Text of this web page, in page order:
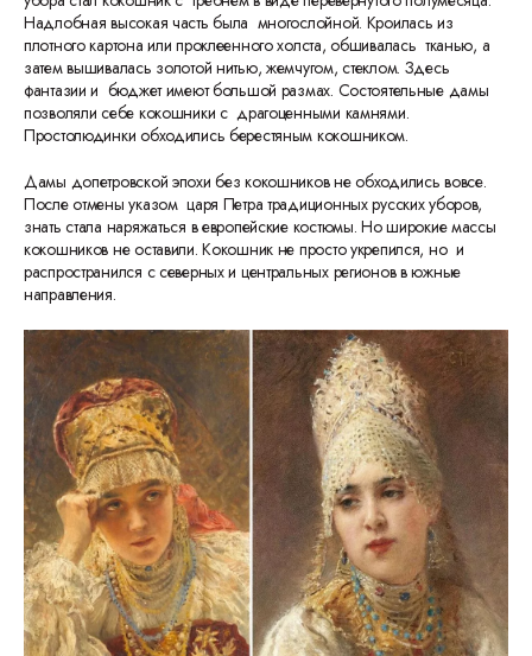
Надлобная высокая часть была многослойной. Кроилась из
плотного картона или проклеенного холста, обшивалась тканью, а
затем вышивалась золотой нитью, жемчугом, стеклом. Здесь
фантазии и бюджет имеют большой размах. Состоятельные дамы
позволяли себе кокошники с драгоценными камнями.
Простолюдинки обходились берестяным кокошником.
Дамы допетровской эпохи без кокошников не обходились вовсе.
После отмены указом царя Петра традиционных русских уборов,
знать стала наряжаться в европейские костюмы. Но широкие массы
кокошников не оставили. Кокошник не просто укрепился, но и
распространился с северных и центральных регионов в южные
направления.